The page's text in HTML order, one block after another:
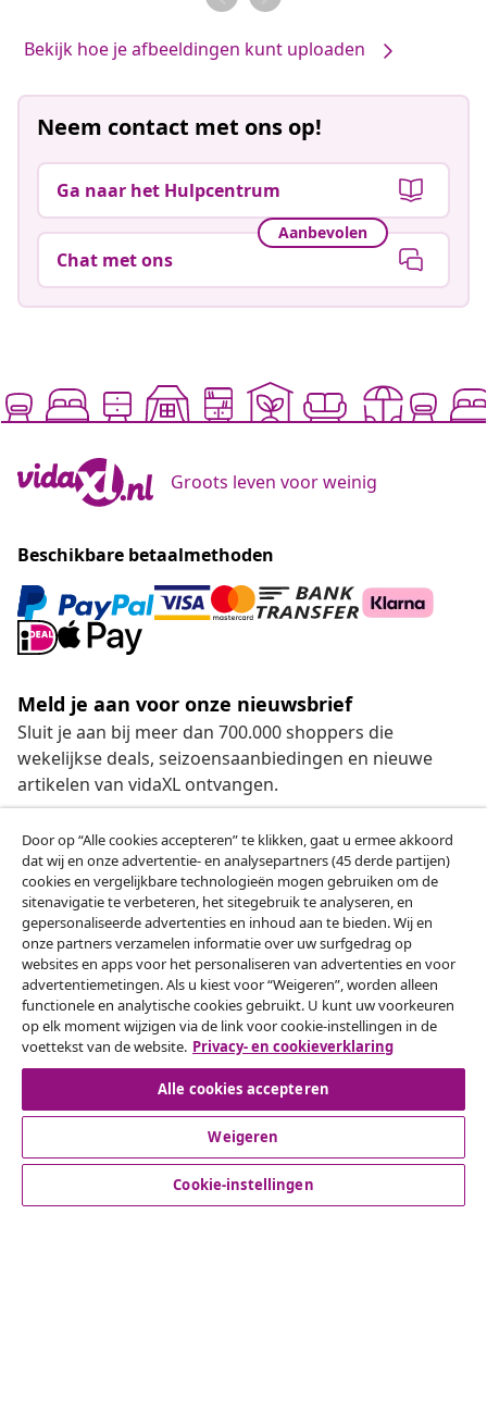
Bekijk hoe je afbeeldingen kunt uploaden
Neem contact met ons op!
Ga naar het Hulpcentrum
Aanbevolen
Chat met ons
Groots leven voor weinig
Beschikbare betaalmethoden
Meld je aan voor onze nieuwsbrief
Sluit je aan bij meer dan 700.000 shoppers die
wekelijkse deals, seizoensaanbiedingen en nieuwe
artikelen van vidaXL ontvangen.
Onze sociale media
Herroeping van de overeenkomst
Een annulering voor je bestelling indienen
Herroeping van de overeenkomst
Klantenservice
Door op “Alle cookies accepteren” te klikken, gaat u ermee akkoord
dat wij en onze advertentie- en analysepartners (45 derde partijen)
cookies en vergelijkbare technologieën mogen gebruiken om de
sitenavigatie te verbeteren, het sitegebruik te analyseren, en
gepersonaliseerde advertenties en inhoud aan te bieden. Wij en
onze partners verzamelen informatie over uw surfgedrag op
websites en apps voor het personaliseren van advertenties en voor
advertentiemetingen. Als u kiest voor “Weigeren”, worden alleen
functionele en analytische cookies gebruikt. U kunt uw voorkeuren
op elk moment wijzigen via de link voor cookie-instellingen in de
voettekst van de website. Privacy- en cookieverklaring
Alle cookies accepteren
Weigeren
Cookie-instellingen